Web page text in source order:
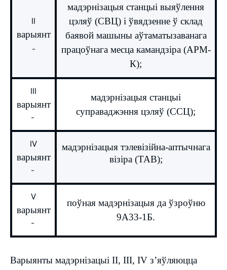
II
варыянт
-
мадэрнізацыя станцыі выяўлення
цэляў (СВЦ) і ўвядзенне ў склад
баявой машыны аўтаматызаванага
працоўнага месца камандзіра (АРМ-
К);
III
варыянт
-
мадэрнізацыя станцыі
суправаджэння цэляў (ССЦ);
IV
варыянт
-
мадэрнізацыя тэлевізійна-аптычнага
візіра (ТАВ);
V
варыянт
-
поўная мадэрнізацыя да ўзроўню
9А33-1Б.
Варыянты мадэрнізацыі II, III, IV з’яўляюцца